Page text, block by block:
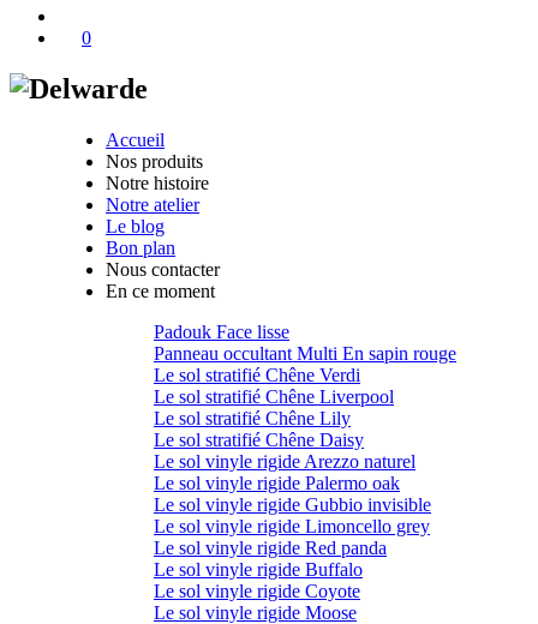
0
Accueil
Nos produits
Notre histoire
Notre atelier
Le blog
Bon plan
Nous contacter
En ce moment
Padouk Face lisse
Panneau occultant Multi En sapin rouge
Le sol stratifié Chêne Verdi
Le sol stratifié Chêne Liverpool
Le sol stratifié Chêne Lily
Le sol stratifié Chêne Daisy
Le sol vinyle rigide Arezzo naturel
Le sol vinyle rigide Palermo oak
Le sol vinyle rigide Gubbio invisible
Le sol vinyle rigide Limoncello grey
Le sol vinyle rigide Red panda
Le sol vinyle rigide Buffalo
Le sol vinyle rigide Coyote
Le sol vinyle rigide Moose